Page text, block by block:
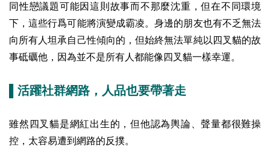
同性戀議題可能因這則故事而不那麼沈重，但在不同環境
下，這些行爲可能將演變成霸凌。身邊的朋友也有不乏無法
向所有人坦承自己性傾向的，但始終無法單純以四叉貓的故
事砥礪他，因為並不是所有人都能像四叉貓一樣幸運。
▌活躍社群網路，人品也要帶著走
雖然四叉貓是網紅出生的，但他認為輿論、聲量都很難操
控，太容易遭到網路的反撲。